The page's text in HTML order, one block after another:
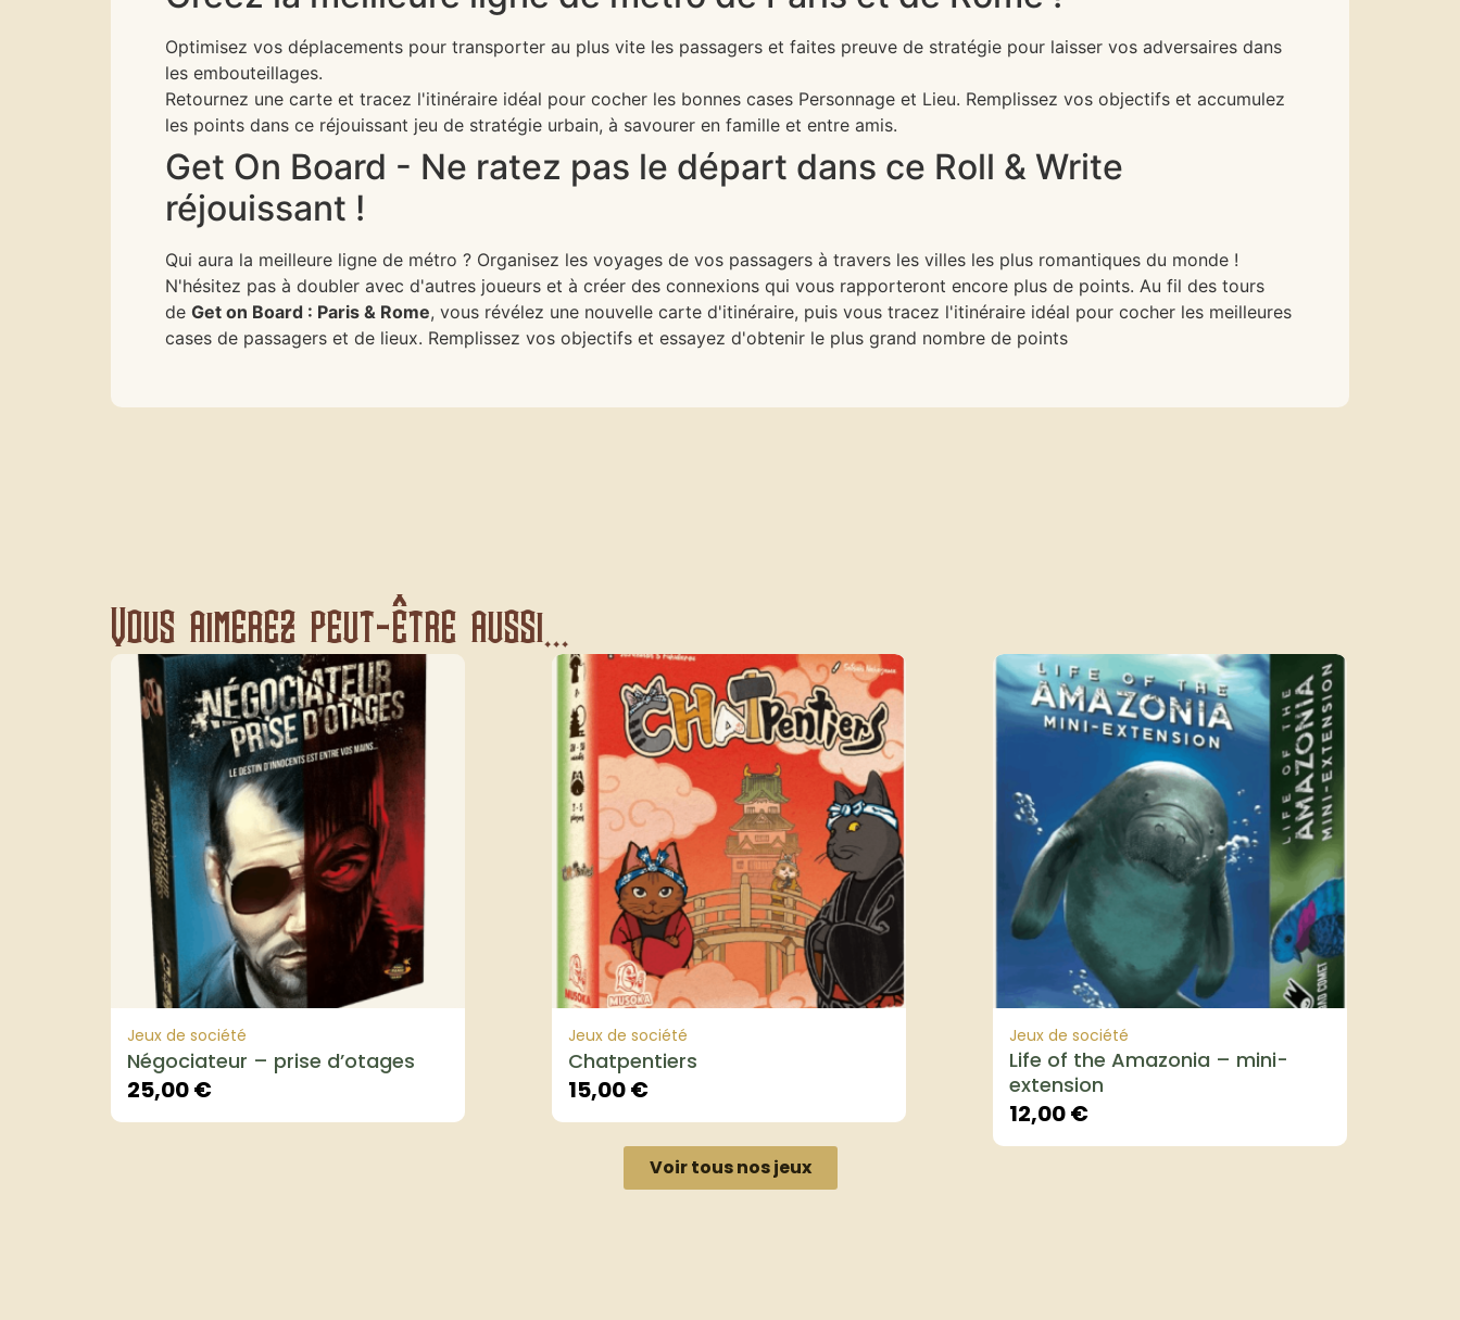
Optimisez vos déplacements pour transporter au plus vite les passagers et faites preuve de stratégie pour laisser vos adversaires dans
les embouteillages.
Retournez une carte et tracez l'itinéraire idéal pour cocher les bonnes cases Personnage et Lieu. Remplissez vos objectifs et accumulez
les points dans ce réjouissant jeu de stratégie urbain, à savourer en famille et entre amis.
Get On Board - Ne ratez pas le départ dans ce Roll & Write
réjouissant !
Qui aura la meilleure ligne de métro ? Organisez les voyages de vos passagers à travers les villes les plus romantiques du monde !
N'hésitez pas à doubler avec d'autres joueurs et à créer des connexions qui vous rapporteront encore plus de points. Au fil des tours
deGet on Board : Paris & Rome, vous révélez une nouvelle carte d'itinéraire, puis vous tracez l'itinéraire idéal pour cocher les meilleures
cases de passagers et de lieux. Remplissez vos objectifs et essayez d'obtenir le plus grand nombre de points
Vous aimerez peut-être aussi...
Jeux de société
Négociateur – prise d’otages
25,00€
Jeux de société
Chatpentiers
15,00€
Jeux de société
Life of the Amazonia – mini-
extension
12,00€
Voir tous nos jeux